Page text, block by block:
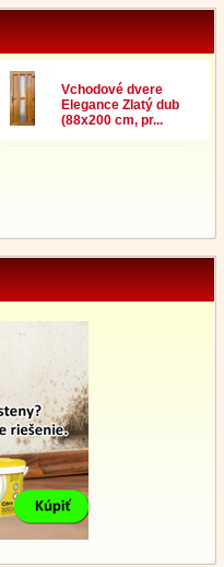
Vchodové dvere
Elegance Zlatý dub
(88x200 cm, pr...